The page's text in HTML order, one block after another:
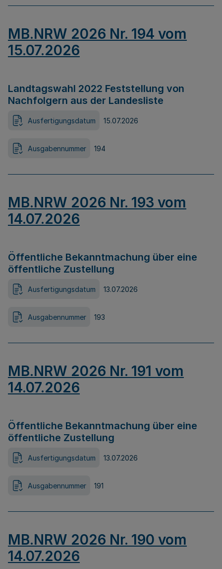
MB.NRW 2026 Nr. 194 vom
15.07.2026
Landtagswahl 2022 Feststellung von
Nachfolgern aus der Landesliste
Ausfertigungsdatum 15.07.2026
Ausgabennummer 194
MB.NRW 2026 Nr. 193 vom
14.07.2026
Öffentliche Bekanntmachung über eine
öffentliche Zustellung
Ausfertigungsdatum 13.07.2026
Ausgabennummer 193
MB.NRW 2026 Nr. 191 vom
14.07.2026
Öffentliche Bekanntmachung über eine
öffentliche Zustellung
Ausfertigungsdatum 13.07.2026
Ausgabennummer 191
MB.NRW 2026 Nr. 190 vom
14.07.2026